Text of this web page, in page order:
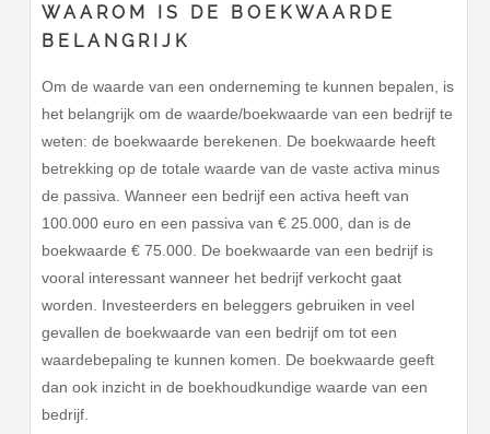
WAAROM IS DE BOEKWAARDE
BELANGRIJK
Om de waarde van een onderneming te kunnen bepalen, is
het belangrijk om de waarde/boekwaarde van een bedrijf te
weten: de boekwaarde berekenen. De boekwaarde heeft
betrekking op de totale waarde van de vaste activa minus
de passiva. Wanneer een bedrijf een activa heeft van
100.000 euro en een passiva van € 25.000, dan is de
boekwaarde € 75.000. De boekwaarde van een bedrijf is
vooral interessant wanneer het bedrijf verkocht gaat
worden. Investeerders en beleggers gebruiken in veel
gevallen de boekwaarde van een bedrijf om tot een
waardebepaling te kunnen komen. De boekwaarde geeft
dan ook inzicht in de boekhoudkundige waarde van een
bedrijf.